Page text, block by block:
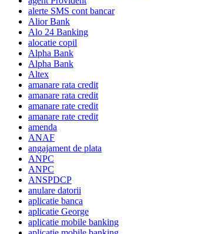
alerte SMS cont bancar
Alior Bank
Alo 24 Banking
alocatie copil
Alpha Bank
Alpha Bank
Altex
amanare rata credit
amanare rata credit
amanare rate credit
amanare rate credit
amenda
ANAF
angajament de plata
ANPC
ANPC
ANSPDCP
anulare datorii
aplicatie banca
aplicatie George
aplicatie mobile banking